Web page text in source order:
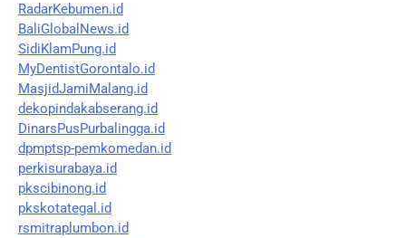
RadarKebumen.id
BaliGlobalNews.id
SidiKlamPung.id
MyDentistGorontalo.id
MasjidJamiMalang.id
dekopindakabserang.id
DinarsPusPurbalingga.id
dpmptsp-pemkomedan.id
perkisurabaya.id
pkscibinong.id
pkskotategal.id
rsmitraplumbon.id